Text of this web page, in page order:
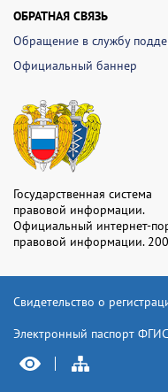
ОБРАТНАЯ СВЯЗЬ
Обращение в службу
Официальный баннер
Государственная система
правовой информации.
Официальный интернет-
правовой информации.
Свидетельство о
Электронный паспорт